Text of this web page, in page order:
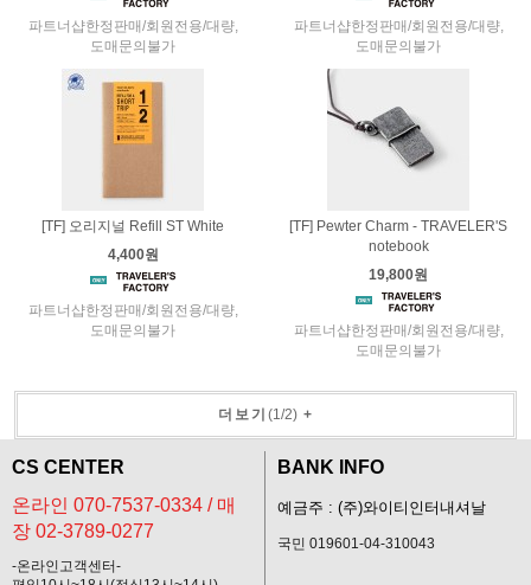
파트너샵한정판매/회원전용/대량,
도매문의불가
파트너샵한정판매/회원전용/대량,
도매문의불가
[TF] 오리지널 Refill ST White
4,400원
파트너샵한정판매/회원전용/대량,
도매문의불가
[TF] Pewter Charm - TRAVELER'S
notebook
19,800원
파트너샵한정판매/회원전용/대량,
도매문의불가
더보기 (1 /2)+
CS CENTER
온라인 070-7537-0334 / 매
장 02-3789-0277
-온라인고객센터-
BANK INFO
예금주 : (주)와이티인터내셔날
국민 019601-04-310043